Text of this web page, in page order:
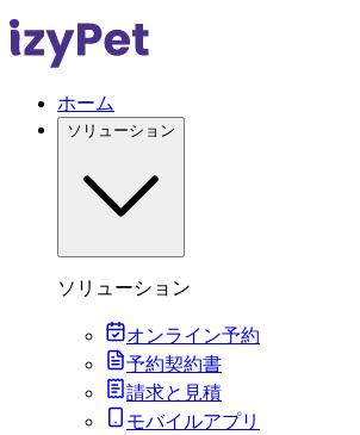
ホーム
ソリューション
ソリューション
オンライン予約
予約契約書
請求と見積
モバイルアプリ